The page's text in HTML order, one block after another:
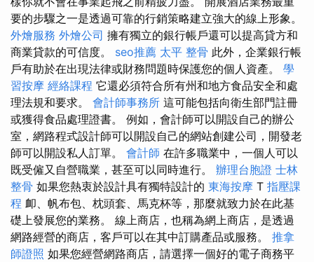
要的步驟之一是透過可靠的行銷策略建立強大的線上形象。
外燴服務 外燴公司 擁有獨立的銀行帳戶還可以提高貸方和
商業貸款的可信度。 seo推薦 太平 整骨 此外，企業銀行帳
戶有助於在出現法律或財務問題時保護您的個人資產。 學
習按摩 經絡課程 它還必須符合所有州和地方食品安全和處
理法規和要求。 會計師事務所 這可能包括向衛生部門註冊
或獲得食品處理證書。 例如，會計師可以開設自己的辦公
室，網路程式設計師可以開設自己的網站創建公司，開發老
師可以開設私人訂單。 會計師 在許多職業中，一個人可以
既受僱又自營職業，甚至可以同時進行。 辦理台胞證 士林
整骨 如果您熱衷於設計具有獨特設計的 東海按摩 T 指壓課
程 卹、帆布包、枕頭套、馬克杯等，那麼就致力於在此基
礎上發展您的業務。 線上商店，也稱為網上商店，是透過
網路經營的商店，客戶可以在其中訂購產品或服務。 推拿
師證照 如果您經營網路商店，請選擇一個好的電子商務平